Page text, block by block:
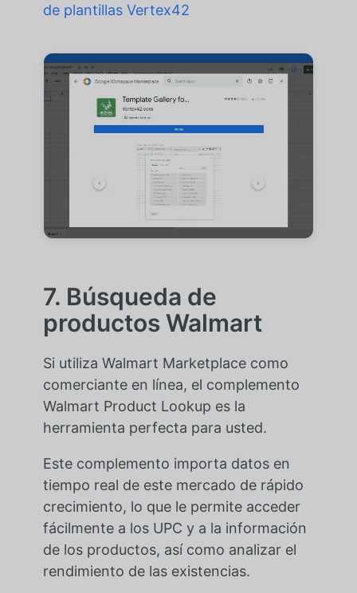
de plantillas Vertex42
7. Búsqueda de
productos Walmart
Si utiliza Walmart Marketplace como
comerciante en línea, el complemento
Walmart Product Lookup es la
herramienta perfecta para usted.
Este complemento importa datos en
tiempo real de este mercado de rápido
crecimiento, lo que le permite acceder
fácilmente a los UPC y a la información
de los productos, así como analizar el
rendimiento de las existencias.